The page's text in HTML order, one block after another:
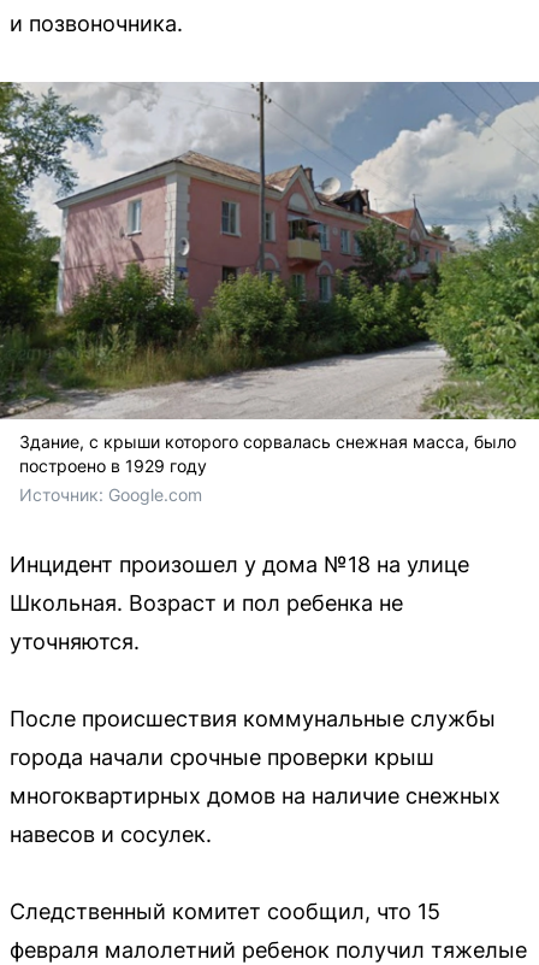
и позвоночника.
Здание, с крыши которого сорвалась снежная масса, было
построено в 1929 году
Источник: Google.com
Инцидент произошел у дома №18 на улице
Школьная. Возраст и пол ребенка не
уточняются.
После происшествия коммунальные службы
города начали срочные проверки крыш
многоквартирных домов на наличие снежных
навесов и сосулек.
Следственный комитет сообщил, что 15
февраля малолетний ребенок получил тяжелые